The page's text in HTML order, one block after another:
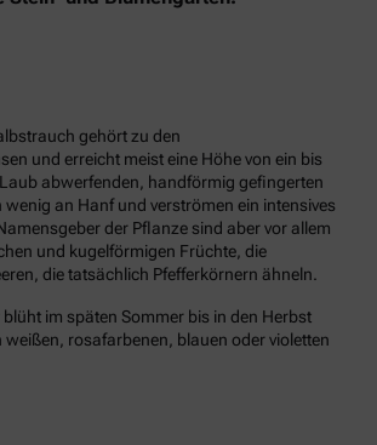
gehört zu den
und erreicht meist eine Höhe von ein bis
abwerfenden, handförmig gefingerten
wenig an Hanf und verströmen ein intensives
der Pflanze sind aber vor allem
und kugelförmigen Früchte, die
die tatsächlich Pfefferkörnern ähneln.
im späten Sommer bis in den Herbst
weißen, rosafarbenen, blauen oder violetten